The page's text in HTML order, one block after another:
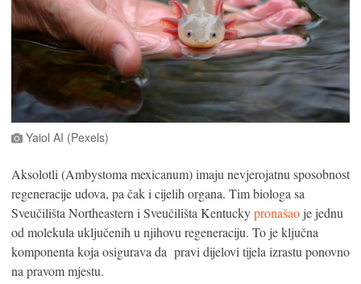
Yaiol AI (Pexels)
Aksolotli (Ambystoma mexicanum) imaju nevjerojatnu sposobnost
regeneracije udova, pa čak i cijelih organa. Tim biologa sa
Sveučilišta Northeastern i Sveučilišta Kentuckypronašao je jednu
od molekula uključenih u njihovu regeneraciju. To je ključna
komponenta koja osigurava da pravi dijelovi tijela izrastu ponovno
na pravom mjestu.